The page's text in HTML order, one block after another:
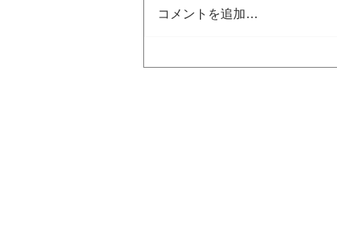
コメントを追加…